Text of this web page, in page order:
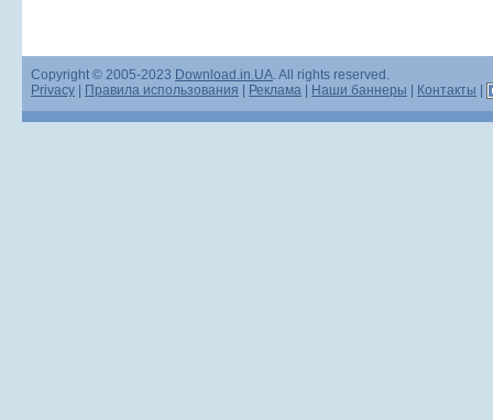
Copyright © 2005-2023 Download.in.UA. All rights reserved.
Privacy
Правила использования Реклама Наши баннеры Контакты